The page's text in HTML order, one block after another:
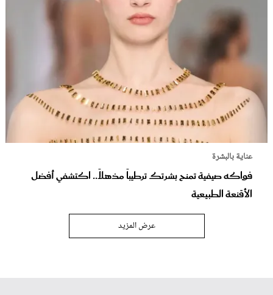
عناية بالبشرة
فواكه صيفية تمنح بشرتك ترطيباً مذهلاً.. اكتشفي أفضل
الأقنعة الطبيعية
عرض المزيد